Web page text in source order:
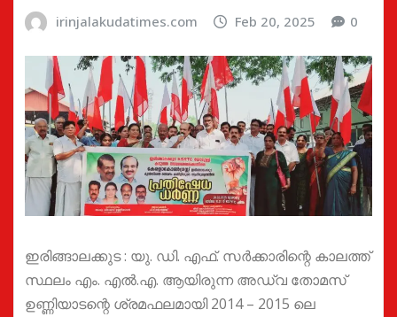
irinjalakudatimes.com Feb 20, 2025 0
ഇരിങ്ങാലക്കുട : യു. ഡി. എഫ്. സർക്കാരിന്റെ കാലത്ത്
സ്ഥലം എം. എൽ.എ. ആയിരുന്ന അഡ്വ തോമസ്
ഉണ്ണിയാടന്റെ ശ്രമഫലമായി 2014 – 2015 ലെ